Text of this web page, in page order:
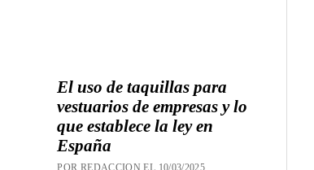
El uso de taquillas para
vestuarios de empresas y lo
que establece la ley en
España
POR REDACCION EL 10/03/2025